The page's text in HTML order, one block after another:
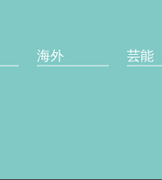
海外 芸能